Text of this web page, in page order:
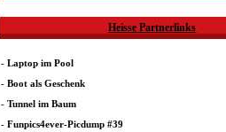
Heisse Partnerlinks
-Laptop im Pool
-Boot als Geschenk
-Tunnel im Baum
-Funpics4ever-Picdump #39